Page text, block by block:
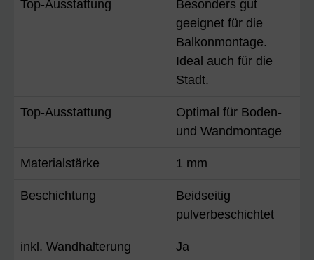
Top-Ausstattung
Besonders gut
geeignet für die
Balkonmontage.
Ideal auch für die
Stadt.
Top-Ausstattung
Optimal für Boden-
und Wandmontage
Materialstärke 1 mm
Beschichtung
Beidseitig
pulverbeschichtet
inkl. Wandhalterung Ja